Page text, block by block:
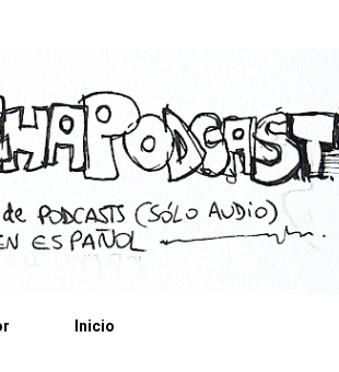
Inicio